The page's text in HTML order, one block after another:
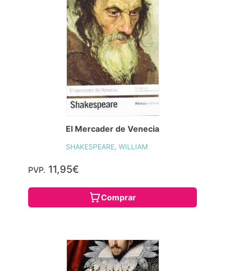
El Mercader de Venecia
SHAKESPEARE, WILLIAM
PVP. 11,95€
Comprar